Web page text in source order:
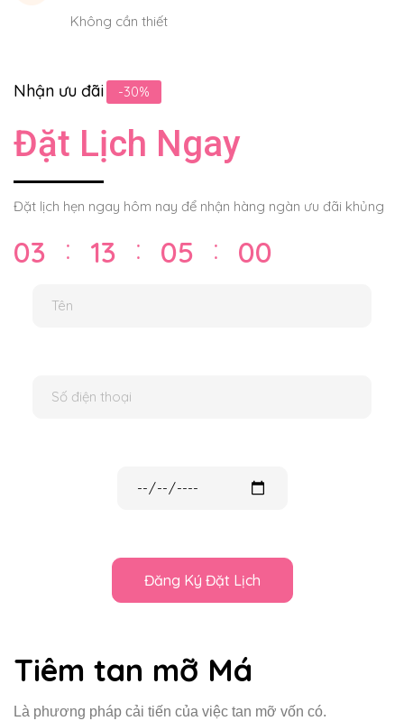
Không cần thiết
-30%
Nhận ưu đãi
Đặt Lịch Ngay
Đặt lịch hẹn ngay hôm nay để nhận hàng ngàn ưu đãi khủng
03 ⁚ 13 ⁚ 05 ⁚ 00
Tiêm tan mỡ Má
Là phương pháp cải tiến của việc tan mỡ vốn có.